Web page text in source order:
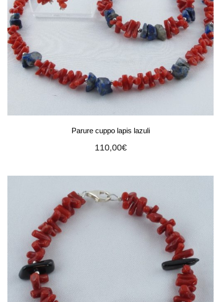
Parure cuppo lapis lazuli
110,00€